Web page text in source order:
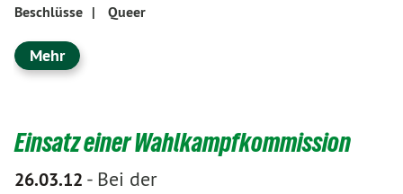
Beschlüsse | Queer
Mehr
Einsatz einer Wahlkampfkommission
26.03.12 - Bei der